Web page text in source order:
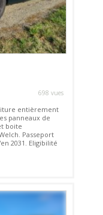
698 vues
entièrement
panneaux de
boite
Passeport
2031. Eligibilité